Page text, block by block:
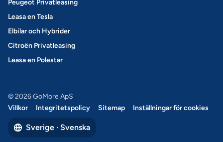
Peugeot Privatleasing
Leasa en Tesla
Elbilar och Hybrider
Citroën Privatleasing
Leasa en Polestar
© 2026 GoMore ApS
Villkor
Integritetspolicy Sitemap Inställningar för cookies
Sverige · Svenska